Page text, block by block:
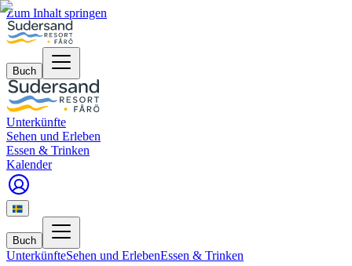
Zum Inhalt springen
Buch
Unterkünfte
Sehen und Erleben
Essen & Trinken
Kalender
Buch
UnterkünfteSehen und ErlebenEssen & Trinken